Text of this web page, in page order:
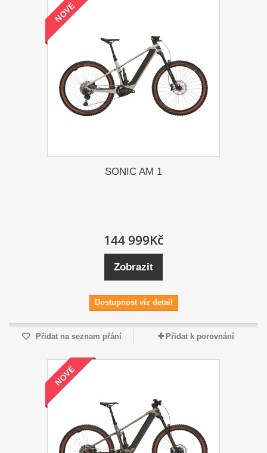
NOVÉ
SONIC AM 1
144 999Kč
Zobrazit
Dostupnost víz detail
Přidat na seznam přání Přidat k porovnání
NOVÉ